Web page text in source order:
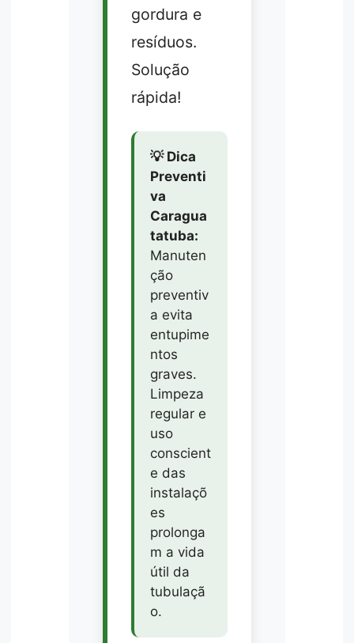
gordura e
resíduos.
Solução
rápida!
💡 Dica
Preventi
va
Caragua
tatuba:
Manuten
ção
preventiv
a evita
entupime
ntos
graves.
Limpeza
regular e
uso
conscient
e das
instalaçõ
es
prolonga
m a vida
útil da
tubulaçã
o.